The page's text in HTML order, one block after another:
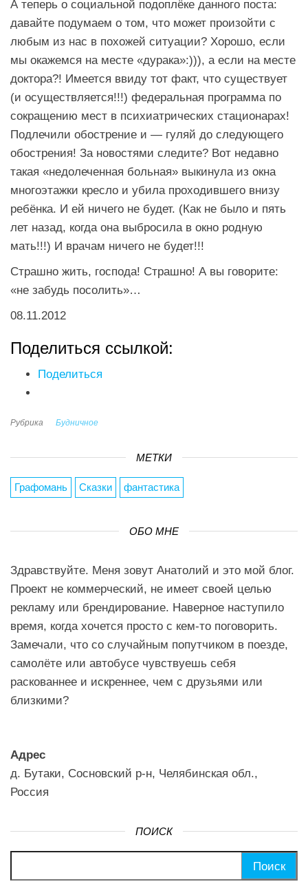
А теперь о социальной подоплёке данного поста:
давайте подумаем о том, что может произойти с
любым из нас в похожей ситуации? Хорошо, если
мы окажемся на месте «дурака»:))), а если на месте
доктора?! Имеется ввиду тот факт, что существует
(и осуществляется!!!) федеральная программа по
сокращению мест в психиатрических стационарах!
Подлечили обострение и — гуляй до следующего
обострения! За новостями следите? Вот недавно
такая «недолеченная больная» выкинула из окна
многоэтажки кресло и убила проходившего внизу
ребёнка. И ей ничего не будет. (Как не было и пять
лет назад, когда она выбросила в окно родную
мать!!!) И врачам ничего не будет!!!
Страшно жить, господа! Страшно! А вы говорите:
«не забудь посолить»…
08.11.2012
Поделиться ссылкой:
Поделиться
Рубрика Будничное
МЕТКИ
Графомань Сказки фантастика
ОБО МНЕ
Здравствуйте. Меня зовут Анатолий и это мой блог.
Проект не коммерческий, не имеет своей целью
рекламу или брендирование. Наверное наступило
время, когда хочется просто с кем-то поговорить.
Замечали, что со случайным попутчиком в поезде,
самолёте или автобусе чувствуешь себя
раскованнее и искреннее, чем с друзьями или
близкими?
Адрес
д. Бутаки, Сосновский р-н, Челябинская обл.,
Россия
ПОИСК